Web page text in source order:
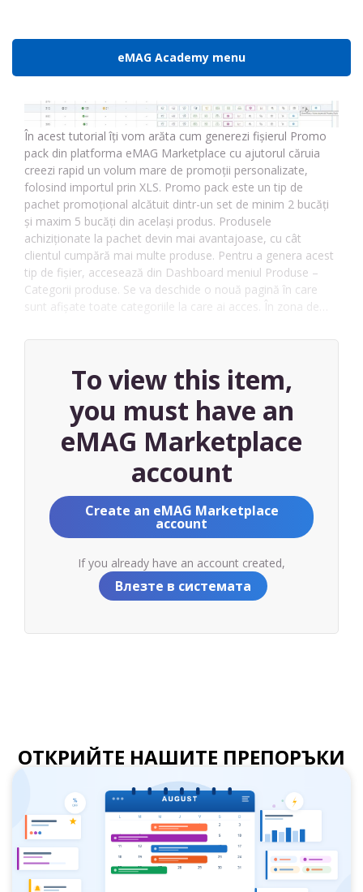
eMAG Academy menu
În acest tutorial îți vom arăta cum generezi fișierul Promo
pack din platforma eMAG Marketplace cu ajutorul căruia
creezi rapid un volum mare de promoții personalizate,
folosind importul prin XLS. Promo pack este un tip de
pachet promoțional alcătuit dintr-un set de minim 2 bucăți
și maxim 5 bucăți din același produs. Produsele
achiziționate la pachet devin mai avantajoase, cu cât
clientul cumpără mai multe produse. Pentru a genera acest
tip de fișier, accesează din Dashboard meniul Produse –
Categorii produse. Se va deschide o nouă pagină în care
sunt afișate toate categoriile la care ai acces. În zona de…
To view this item,
you must have an
eMAG Marketplace
account
Create an eMAG Marketplace
account
If you already have an account created,
Влезте в системата
ОТКРИЙТЕ НАШИТЕ ПРЕПОРЪКИ